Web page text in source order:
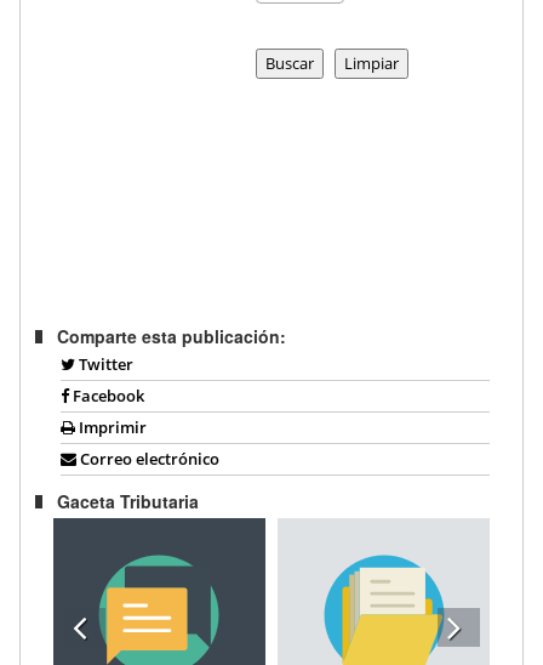
Comparte esta publicación:
Twitter
Facebook
Imprimir
Correo electrónico
Gaceta Tributaria